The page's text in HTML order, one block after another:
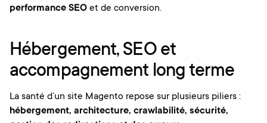
performance SEO et de conversion.
Hébergement, SEO et
accompagnement long terme
La santé d’un site Magento repose sur plusieurs piliers :
hébergement, architecture, crawlabilité, sécurité,